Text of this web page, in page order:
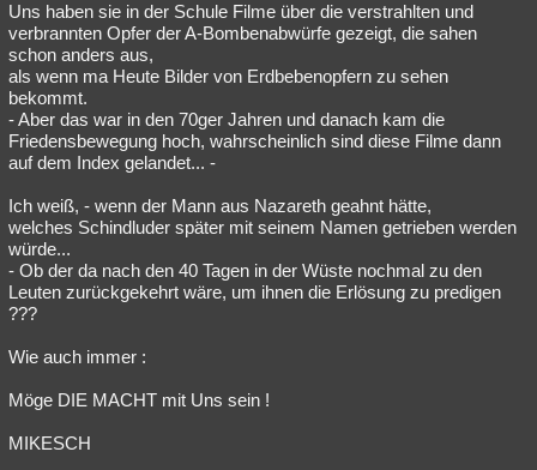
Uns haben sie in der Schule Filme über die verstrahlten und
verbrannten Opfer der A-Bombenabwürfe gezeigt, die sahen
schon anders aus,
als wenn ma Heute Bilder von Erdbebenopfern zu sehen
bekommt.
- Aber das war in den 70ger Jahren und danach kam die
Friedensbewegung hoch, wahrscheinlich sind diese Filme dann
auf dem Index gelandet... -
Ich weiß, - wenn der Mann aus Nazareth geahnt hätte,
welches Schindluder später mit seinem Namen getrieben werden
würde...
- Ob der da nach den 40 Tagen in der Wüste nochmal zu den
Leuten zurückgekehrt wäre, um ihnen die Erlösung zu predigen
???
Wie auch immer :
Möge DIE MACHT mit Uns sein !
MIKESCH